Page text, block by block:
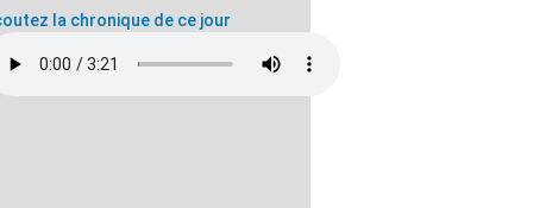
la chronique de ce jour